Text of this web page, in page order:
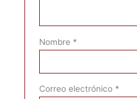
Nombre *
Correo electrónico *